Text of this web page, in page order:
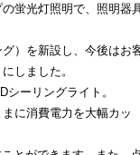
蛍光灯照明で、照明器
）を新設し、今後はお
しました。
ーリングライト。
に消費電力を大幅カッ